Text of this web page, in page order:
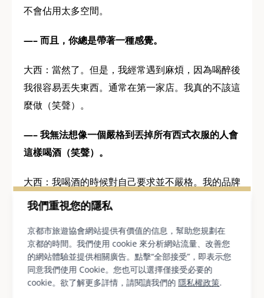
我們重視您的隱私
京都市旅遊協會網站提供有價值的信息，幫助您規劃在
京都的時間。我們使用 cookie 來分析網站流量、改善您
的網站體驗並提供相關廣告。點擊“全部接受”，即表示您
同意我們使用 Cookie。您也可以選擇僅接受必要的
cookie。欲了解更多詳情，請閱讀我們的隱私權政策.
不會佔用太多空間。
—– 而且，你總是帶著一種感覺。
大西：當然了。但是，我經常遇到麻煩，因為喝醉後
我很容易丟失東西。通常在第一家店。我真的不該這
麼做（笑聲）。
—– 我無法想像一個嚴格到丟掉所有西式衣服的人會
這樣喝酒（笑聲）。
大西：我喝酒的時候對自己要求並不嚴格。我的品牌
是一種名為「Green Label」的低麥芽啤酒，我喝它
荒謬（笑聲）。
—– 你常喝酒嗎？